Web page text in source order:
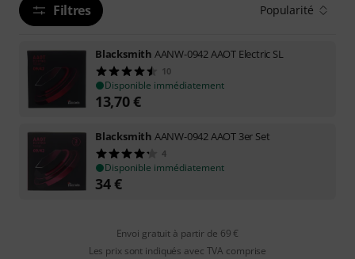
Filtres Popularité
Blacksmith AANW-0942 AAOT Electric SL
10
Disponible immédiatement
13,70€
Blacksmith AANW-0942 AAOT 3er Set
4
Disponible immédiatement
34€
Envoi gratuit à partir de 69 €
Les prix sont indiqués avec TVA comprise